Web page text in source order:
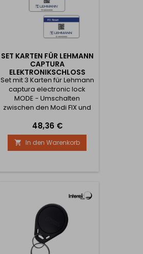
SET KARTEN FÜR LEHMANN
CAPTURA
ELEKTRONIKSCHLOSS
Set mit 3 Karten für Lehmann
captura electronic lock
MODE - Umschalten
zwischen den Modi FIX und
akustischen Alarm des
Schlosses ein und aus RESET
- Karte zum Zurücksetzen
des Schlosses auf die
Preis
48,36 €
 In den Warenkorb